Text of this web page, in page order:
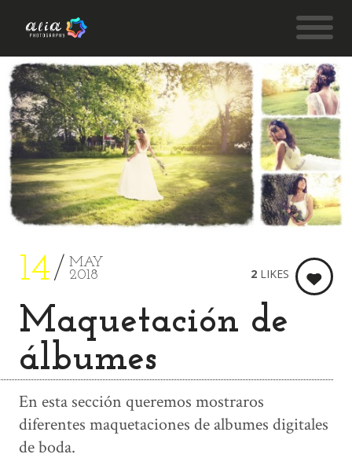
14
MAY
2018
Maquetación de
álbumes
2 LIKES
En esta sección queremos mostraros
diferentes maquetaciones de albumes digitales
de boda.